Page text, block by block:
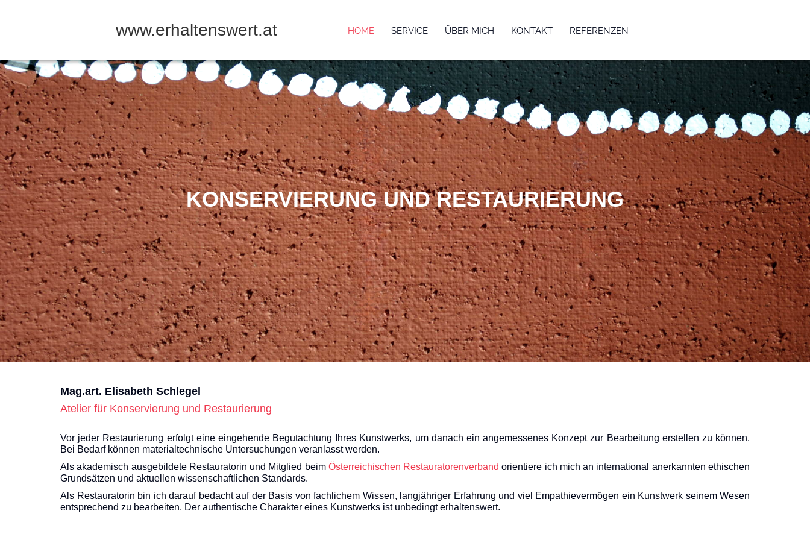
www.erhaltenswert.at HOME SERVICE ÜBER MICH KONTAKT REFERENZEN
KONSERVIERUNG UND RESTAURIERUNG
Mag.art. Elisabeth Schlegel
Atelier für Konservierung und Restaurierung
Vor jeder Restaurierung erfolgt eine eingehende Begutachtung Ihres Kunstwerks, um danach ein angemessenes Konzept zur Bearbeitung erstellen zu können.
Bei Bedarf können materialtechnische Untersuchungen veranlasst werden.
Als akademisch ausgebildete Restauratorin und Mitglied beim Österreichischen Restauratorenverband orientiere ich mich an international anerkannten ethischen
Grundsätzen und aktuellen wissenschaftlichen Standards.
Als Restauratorin bin ich darauf bedacht auf der Basis von fachlichem Wissen, langjähriger Erfahrung und viel Empathievermögen ein Kunstwerk seinem Wesen
entsprechend zu bearbeiten. Der authentische Charakter eines Kunstwerks ist unbedingt erhaltenswert.